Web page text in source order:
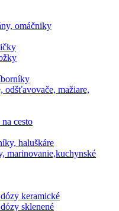
omáčniky
odšťavovače, mažiare,
cesto
haluškáre
marinovanie,kuchynské
keramické
sklenené